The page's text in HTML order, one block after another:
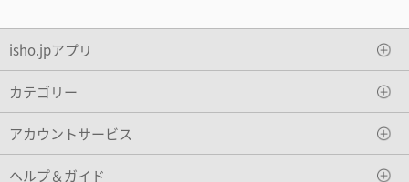
isho.jpアプリ
カテゴリー
アカウントサービス
ヘルプ＆ガイド